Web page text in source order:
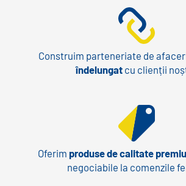
Construim parteneriate de
îndelungat cu clienții
Oferim produse de calitate
negociabile la comenzile